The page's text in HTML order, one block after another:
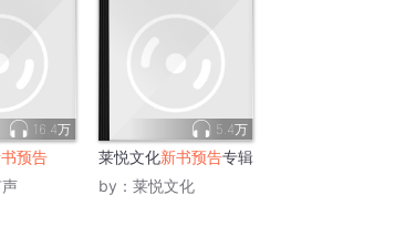
16.4万
预告
5.4万
莱悦文化新书预告专辑
by： 莱悦文化